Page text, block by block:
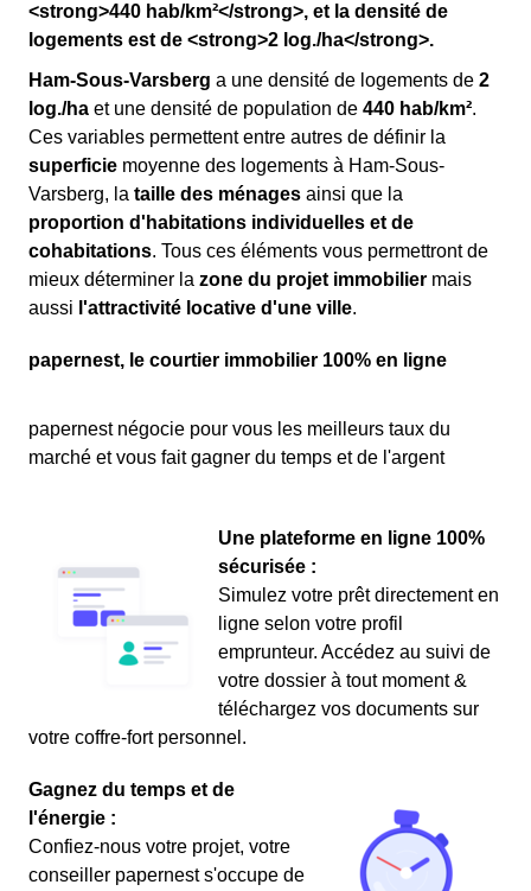
<strong>440 hab/km²</strong>, et la densité de
logements est de <strong>2 log./ha</strong>.
Ham-Sous-Varsberg a une densité de logements de 2
log./ha et une densité de population de 440 hab/km².
Ces variables permettent entre autres de définir la
superficie moyenne des logements à Ham-Sous-
Varsberg, la taille des ménages ainsi que la
proportion d'habitations individuelles et de
cohabitations. Tous ces éléments vous permettront de
mieux déterminer la zone du projet immobilier mais
aussi l'attractivité locative d'une ville.
papernest, le courtier immobilier 100% en ligne
papernest négocie pour vous les meilleurs taux du
marché et vous fait gagner du temps et de l'argent
Une plateforme en ligne 100%
sécurisée :
Simulez votre prêt directement en
ligne selon votre profil
emprunteur. Accédez au suivi de
votre dossier à tout moment &
téléchargez vos documents sur
votre coffre-fort personnel.
Gagnez du temps et de
l'énergie :
Confiez-nous votre projet, votre
conseiller papernest s'occupe de